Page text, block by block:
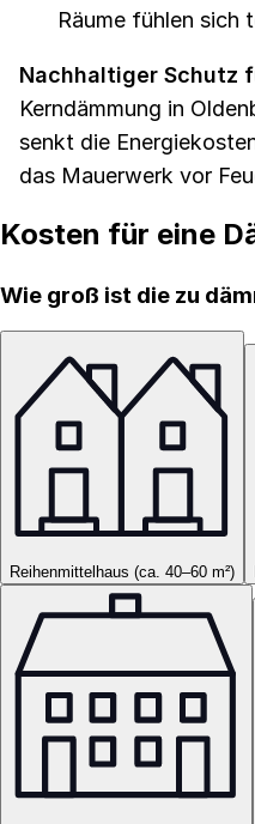
Räume fühlen sich
Nachhaltiger Schutz
Kerndämmung in
senkt die
das Mauerwerk vor
Kosten für eine
Wie groß ist die zu
Reihenmittelhaus (ca. 40–60 m²)